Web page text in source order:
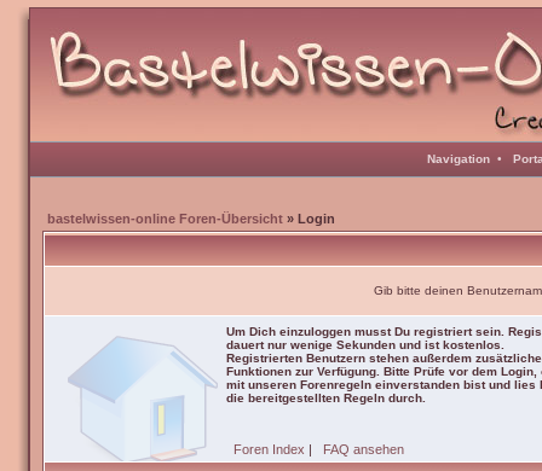
Navigation •
bastelwissen-online Foren-Übersicht » Login
Gib bitte deinen
Um Dich einzuloggen musst Du registriert sein.
dauert nur wenige Sekunden und ist kostenlos.
Registrierten Benutzern stehen außerdem zusätzliche
Funktionen zur Verfügung. Bitte Prüfe vor dem Login,
mit unseren Forenregeln einverstanden bist und lies
die bereitgestellten Regeln durch.
Foren Index | FAQ ansehen